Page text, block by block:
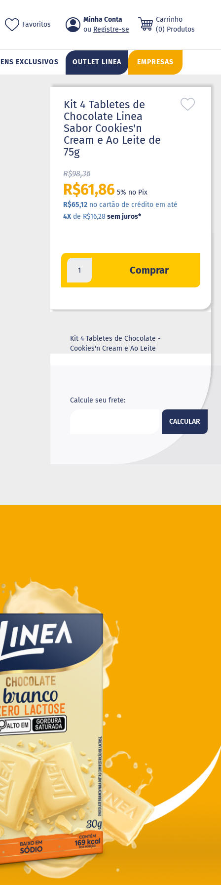
EXCLUSIVOS OUTLET LINEA EMPRESAS
Favoritos
Pular
para
conteúdo
Minha Conta
Registre-se
Carrinho
(0) Produtos
Kit 4 Tabletes de
Chocolate Linea
Sabor Cookies'n
Cream e Ao Leite de
75g
R$98,36
R$61,86 5% no Pix
R$65,12 no cartão de crédito em até
4X de R$16,28 sem juros*
Comprar
Kit 4 Tabletes de Chocolate -
Cookies'n Cream e Ao Leite
Calcule seu frete:
CALCULAR